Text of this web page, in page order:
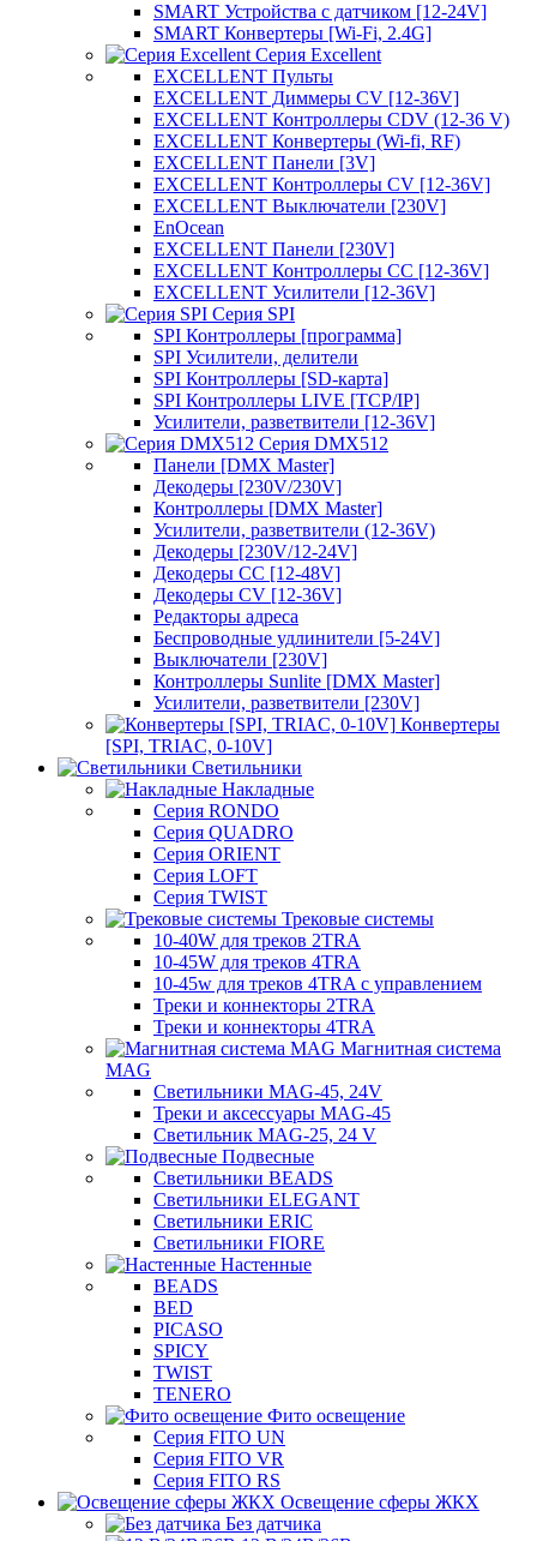
SMART Устройства с датчиком [12-24V]
SMART Конвертеры [Wi-Fi, 2.4G]
Серия Excellent
EXCELLENT Пульты
EXCELLENT Диммеры CV [12-36V]
EXCELLENT Контроллеры CDV (12-36 V)
EXCELLENT Конвертеры (Wi-fi, RF)
EXCELLENT Панели [3V]
EXCELLENT Контроллеры CV [12-36V]
EXCELLENT Выключатели [230V]
EnOcean
EXCELLENT Панели [230V]
EXCELLENT Контроллеры CC [12-36V]
EXCELLENT Усилители [12-36V]
Серия SPI
SPI Контроллеры [программа]
SPI Усилители, делители
SPI Контроллеры [SD-карта]
SPI Контроллеры LIVE [TCP/IP]
Усилители, разветвители [12-36V]
Серия DMX512
Панели [DMX Master]
Декодеры [230V/230V]
Контроллеры [DMX Master]
Усилители, разветвители (12-36V)
Декодеры [230V/12-24V]
Декодеры CC [12-48V]
Декодеры CV [12-36V]
Редакторы адреса
Беспроводные удлинители [5-24V]
Выключатели [230V]
Контроллеры Sunlite [DMX Master]
Усилители, разветвители [230V]
Конвертеры
[SPI, TRIAC, 0-10V]
Светильники
Накладные
Серия RONDO
Серия QUADRO
Серия ORIENT
Серия LOFT
Серия TWIST
Трековые системы
10-40W для треков 2TRA
10-45W для треков 4TRA
10-45w для треков 4TRA с управлением
Треки и коннекторы 2TRA
Треки и коннекторы 4TRA
Магнитная система
MAG
Светильники MAG-45, 24V
Треки и аксессуары MAG-45
Светильник MAG-25, 24 V
Подвесные
Светильники BEADS
Светильники ELEGANT
Светильники ERIC
Светильники FIORE
Настенные
BEADS
BED
PICASO
SPICY
TWIST
TENERO
Фито освещение
Серия FITO UN
Серия FITO VR
Серия FITO RS
Освещение сферы ЖКХ
Без датчика